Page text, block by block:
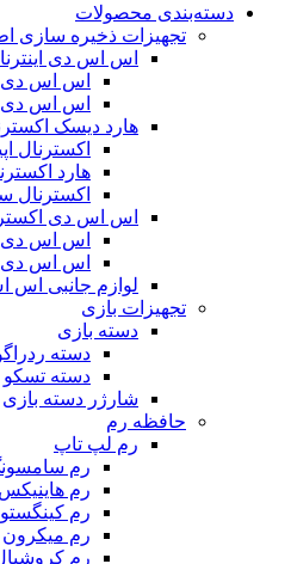
دسته‌بندی محصولات
تجهیزات ذخیره سازی
اس اس دی
اس اس
اس اس دی
هارد دیسک
اکسترنال
هارد
اکسترنال
اس اس دی
اس اس
اس اس دی
لوازم جانبی اس
تجهیزات بازی
دسته بازی
دسته
دسته تسکو
شارژر دسته بازی
حافظه رم
رم لپ تاپ
رم
رم هاینیکس
رم
رم میکرون
رم